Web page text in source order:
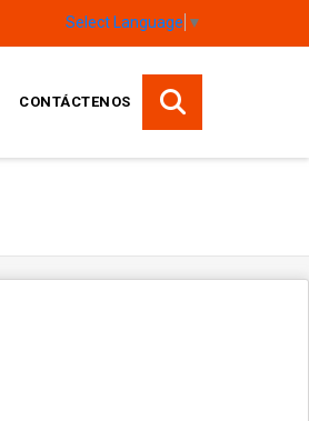
Select Language ▼
CONTÁCTENOS